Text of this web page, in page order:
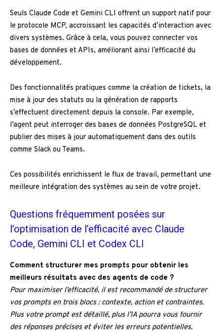
Seuls Claude Code et Gemini CLI offrent un support natif pour
le protocole MCP, accroissant les capacités d’interaction avec
divers systèmes. Grâce à cela, vous pouvez connecter vos
bases de données et APIs, améliorant ainsi l’efficacité du
développement.
Des fonctionnalités pratiques comme la création de tickets, la
mise à jour des statuts ou la génération de rapports
s’effectuent directement depuis la console. Par exemple,
l’agent peut interroger des bases de données PostgreSQL et
publier des mises à jour automatiquement dans des outils
comme Slack ou Teams.
Ces possibilités enrichissent le flux de travail, permettant une
meilleure intégration des systèmes au sein de votre projet.
Questions fréquemment posées sur
l’optimisation de l’efficacité avec Claude
Code, Gemini CLI et Codex CLI
Comment structurer mes prompts pour obtenir les
meilleurs résultats avec des agents de code ?
Pour maximiser l’efficacité, il est recommandé de structurer
vos prompts en trois blocs : contexte, action et contraintes.
Plus votre prompt est détaillé, plus l’IA pourra vous fournir
des réponses précises et éviter les erreurs potentielles.